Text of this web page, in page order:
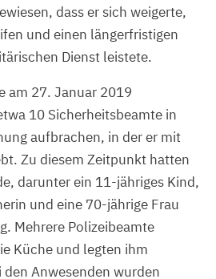
dass er sich weigerte,
und einen längerfristigen
Dienst leistete.
am 27. Januar 2019
10 Sicherheitsbeamte in
aufbrachen, in der er mit
Zu diesem Zeitpunkt hatten
darunter ein 11-jähriges Kind,
und eine 70-jährige Frau
Mehrere Polizeibeamte
Küche und legten ihm
Anwesenden wurden